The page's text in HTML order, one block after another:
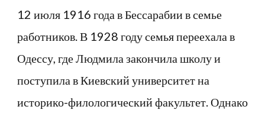
12 июля 1916 года в Бессарабии в семье
работников. В 1928 году семья переехала в
Одессу, где Людмила закончила школу и
поступила в Киевский университет на
историко-филологический факультет. Однако